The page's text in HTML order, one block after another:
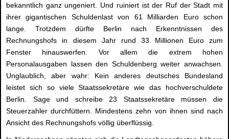
bekanntlich ganz ungeniert. Und ruiniert ist der Ruf der Stadt mit
ihrer gigantischen Schuldenlast von 61 Milliarden Euro schon
lange. Trotzdem dürfte Berlin nach Erkenntnissen des
Rechnungshofs in diesem Jahr rund 33 Millionen Euro zum
Fenster hinauswerfen. Vor allem die extrem hohen
Personalausgaben lassen den Schuldenberg weiter anwachsen.
Unglaublich, aber wahr: Kein anderes deutsches Bundesland
leistet sich so viele Staatssekretäre wie das hochverschuldete
Berlin. Sage und schreibe 23 Staatssekretäre müssen die
Steuerzahler durchfüttern. Mindestens zehn von ihnen sind nach
Ansicht des Rechnungshofs völlig überflüssig.